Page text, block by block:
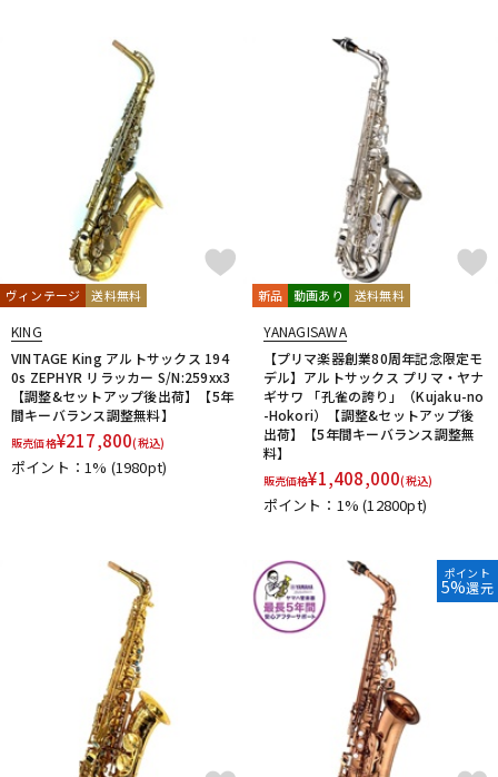
ヴィンテージ 送料無料
KING
VINTAGE King アルトサックス 194
0s ZEPHYR リラッカー S/N:259xx3
【調整&セットアップ後出荷】【5年
間キーバランス調整無料】
販売価格¥217,800(税込)
ポイント：1% (1980pt)
新品 動画あり 送料無料
YANAGISAWA
【プリマ楽器創業80周年記念限定モ
デル】アルトサックス プリマ・ヤナ
ギサワ 「孔雀の誇り」（Kujaku-no
-Hokori）【調整&セットアップ後
出荷】【5年間キーバランス調整無
料】
販売価格¥1,408,000(税込)
ポイント：1%(12800pt)
ポイント
5%還元